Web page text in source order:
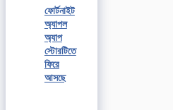
ফোর্টনাইট
অ্যাপল
অ্যাপ
স্টোরটিতে
ফিরে
আসছে